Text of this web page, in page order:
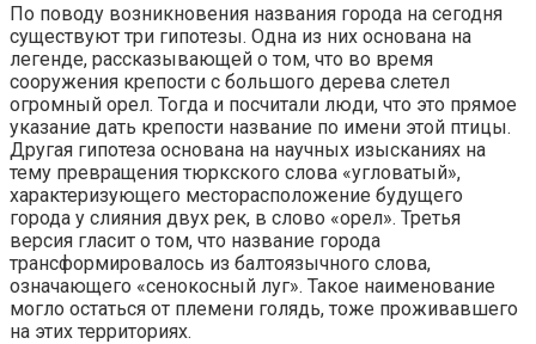
По поводу возникновения названия города на сегодня
существуют три гипотезы. Одна из них основана на
легенде, рассказывающей о том, что во время
сооружения крепости с большого дерева слетел
огромный орел. Тогда и посчитали люди, что это прямое
указание дать крепости название по имени этой птицы.
Другая гипотеза основана на научных изысканиях на
тему превращения тюркского слова «угловатый»,
характеризующего месторасположение будущего
города у слияния двух рек, в слово «орел». Третья
версия гласит о том, что название города
трансформировалось из балтоязычного слова,
означающего «сенокосный луг». Такое наименование
могло остаться от племени голядь, тоже проживавшего
на этих территориях.